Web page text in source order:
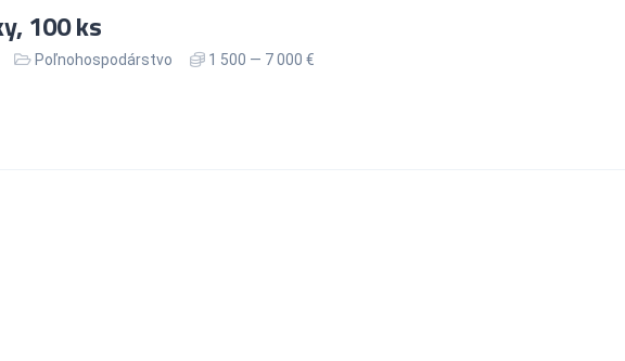
100 ks
Poľnohospodárstvo 1 500 — 7 000 €